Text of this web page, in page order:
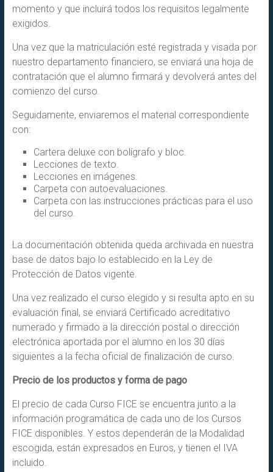
momento y que incluirá todos los requisitos legalmente
exigidos.
Una vez que la matriculación esté registrada y visada por
nuestro departamento financiero, se enviará una hoja de
contratación que el alumno firmará y devolverá antes del
comienzo del curso.
Seguidamente, enviaremos el material correspondiente
con:
Cartera deluxe con bolígrafo y bloc.
Lecciones de texto.
Lecciones en imágenes.
Carpeta con autoevaluaciones.
Carpeta con las instrucciones prácticas para el uso
del curso.
La documentación obtenida queda archivada en nuestra
base de datos bajo lo establecido en la Ley de
Protección de Datos vigente.
Una vez realizado el curso elegido y si resulta apto en su
evaluación final, se enviará Certificado acreditativo
numerado y firmado a la dirección postal o dirección
electrónica aportada por el alumno en los 30 días
siguientes a la fecha oficial de finalización de curso.
Precio de los productos y forma de pago
El precio de cada Curso FICE se encuentra junto a la
información programática de cada uno de los Cursos
FICE disponibles. Y estos dependerán de la Modalidad
escogida, están expresados en Euros, y tienen el IVA
incluido.